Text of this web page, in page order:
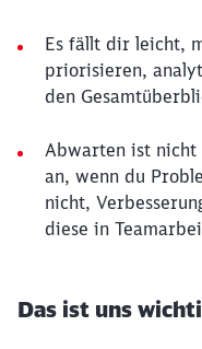
Es fällt dir leicht,
priorisieren,
den
Abwarten ist
an, wenn du
nicht,
diese in
Das ist uns